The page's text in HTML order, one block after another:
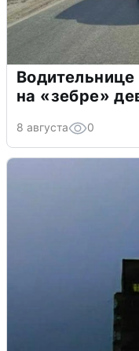
Водительнице
на «зебре»
8 августа 0